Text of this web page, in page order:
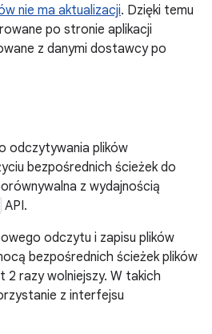
nie ma aktualizacji. Dzięki temu
po stronie aplikacji
z danymi dostawcy po
odczytywania plików
bezpośrednich ścieżek do
z wydajnością
API.
odczytu i zapisu plików
bezpośrednich ścieżek plików
razy wolniejszy. W takich
z interfejsu